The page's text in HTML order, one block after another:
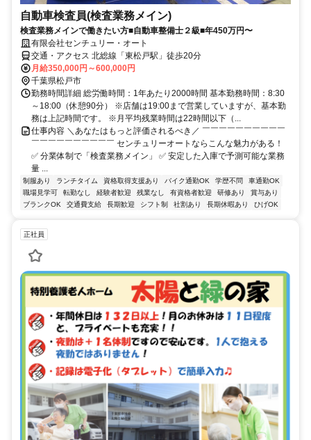
自動車検査員(検査業務メイン)
検査業務メインで働きたい方■自動車整備士２級■年450万円〜
有限会社センチュリー・オート
交通・アクセス 北総線「東松戸駅」徒歩20分
月給350,000円～600,000円
千葉県松戸市
勤務時間詳細 総労働時間：1年あたり2000時間 基本勤務時間：8:30
～18:00（休憩90分） ※店舗は19:00まで営業していますが、基本勤
務は上記時間です。 ※月平均残業時間は22時間以下（...
仕事内容 ＼あなたはもっと評価されるべき／ ￣￣￣￣￣￣￣￣￣￣
￣￣￣￣￣￣￣￣￣￣ センチュリーオートならこんな魅力がある！
✅ 分業体制で「検査業務メイン」 ✅ 安定した入庫で予測可能な業務
量 ...
制服あり ランチタイム 資格取得支援あり バイク通勤OK 学歴不問
車通勤OK
職場見学可
転勤なし 経験者歓迎 残業なし 有資格者歓迎 研修あり
賞与あり
ブランクOK
交通費支給 長期歓迎 シフト制 社割あり 長期休暇あり ひげOK
正社員